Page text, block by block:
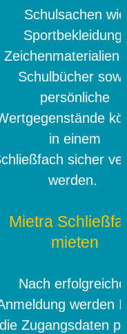
Schulsachen wie
Sportbekleidung,
Zeichenmaterialien
Schulbücher
persönliche
in einem
sicher
werden.
Mietra
mieten
Nach
werden
die Zugangsdaten